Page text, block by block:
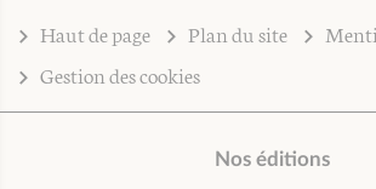
Haut de page Plan du site
Gestion des cookies
Nos éditions